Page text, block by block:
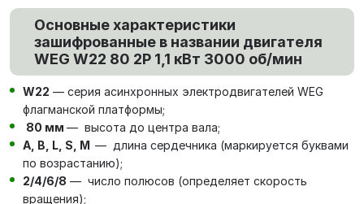
Основные характеристики
зашифрованные в названии двигателя
WEG W22 80 2P 1,1 кВт 3000 об/мин
W22 — серия асинхронных электродвигателей WEG
флагманской платформы;
80 мм — высота до центра вала;
А, В, L, S, М — длина сердечника (маркируется буквами
по возрастанию);
2/4/6/8 — число полюсов (определяет скорость
вращения);